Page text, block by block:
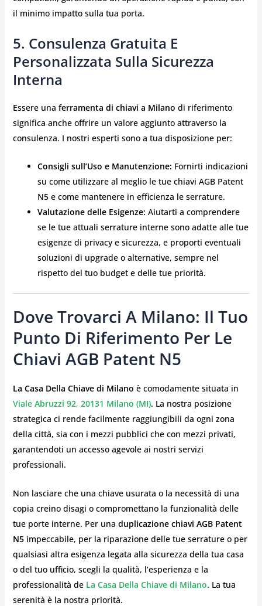
il minimo impatto sulla tua porta.
5. Consulenza Gratuita E
Personalizzata Sulla Sicurezza
Interna
Essere una ferramenta di chiavi a Milano di riferimento
significa anche offrire un valore aggiunto attraverso la
consulenza. I nostri esperti sono a tua disposizione per:
Consigli sull’Uso e Manutenzione: Fornirti indicazioni
su come utilizzare al meglio le tue chiavi AGB Patent
N5 e come mantenere in efficienza le serrature.
Valutazione delle Esigenze: Aiutarti a comprendere
se le tue attuali serrature interne sono adatte alle tue
esigenze di privacy e sicurezza, e proporti eventuali
soluzioni di upgrade o alternative, sempre nel
rispetto del tuo budget e delle tue priorità.
Dove Trovarci A Milano: Il Tuo
Punto Di Riferimento Per Le
Chiavi AGB Patent N5
La Casa Della Chiave di Milano è comodamente situata in
Viale Abruzzi 92, 20131 Milano (MI). La nostra posizione
strategica ci rende facilmente raggiungibili da ogni zona
della città, sia con i mezzi pubblici che con mezzi privati,
garantendoti un accesso agevole ai nostri servizi
professionali.
Non lasciare che una chiave usurata o la necessità di una
copia creino disagi o compromettano la funzionalità delle
tue porte interne. Per una duplicazione chiavi AGB Patent
N5impeccabile, per la riparazione delle tue serrature o per
qualsiasi altra esigenza legata alla sicurezza della tua casa
o del tuo ufficio, scegli la qualità, l’esperienza e la
professionalità de La Casa Della Chiave di Milano. La tua
serenità è la nostra priorità.